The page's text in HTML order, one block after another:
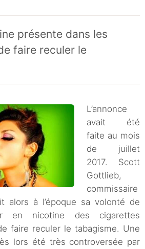
présente dans les
faire reculer le
L’annonce
avait été
faite au mois
de juillet
2017. Scott
Gottlieb,
commissaire
alors à l’époque sa volonté de
en nicotine des cigarettes
faire reculer le tabagisme. Une
lors été très controversée par